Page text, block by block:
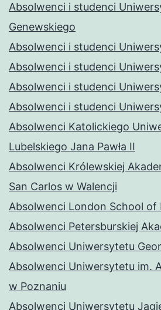
Absolwenci i studenci
Genewskiego
Absolwenci i studenci
Absolwenci i studenci
Absolwenci i studenci
Absolwenci i studenci
Absolwenci Katolickiego
Lubelskiego Jana Pawła II
Absolwenci Królewskiej
San Carlos w Walencji
Absolwenci London School of
Absolwenci Petersburskiej
Absolwenci Uniwersytetu
Absolwenci Uniwersytetu im.
w Poznaniu
Absolwenci Uniwersytetu